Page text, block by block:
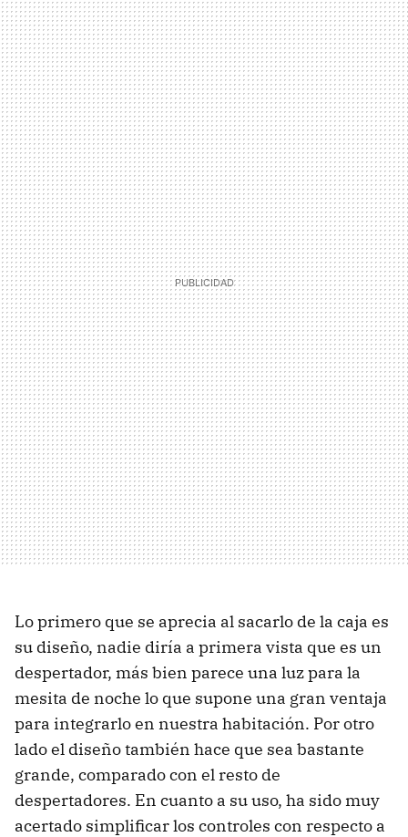
Lo primero que se aprecia al sacarlo de la caja es
su diseño, nadie diría a primera vista que es un
despertador, más bien parece una luz para la
mesita de noche lo que supone una gran ventaja
para integrarlo en nuestra habitación. Por otro
lado el diseño también hace que sea bastante
grande, comparado con el resto de
despertadores. En cuanto a su uso, ha sido muy
acertado simplificar los controles con respecto a